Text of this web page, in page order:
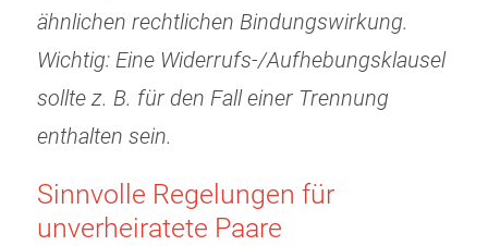
ähnlichen rechtlichen Bindungswirkung.
Wichtig: Eine Widerrufs-/Aufhebungsklausel
sollte z. B. für den Fall einer Trennung
enthalten sein.
Sinnvolle Regelungen für
unverheiratete Paare